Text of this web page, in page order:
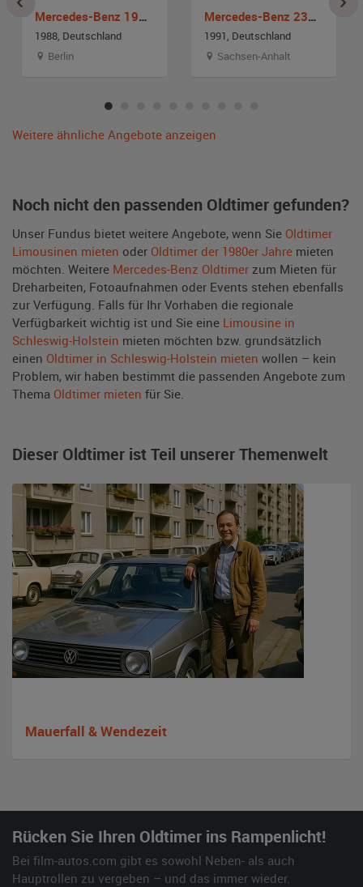
Mercedes-Benz 190 E W 201
1988, Deutschland
Berlin
Mercedes-Benz 230E W124
1991, Deutschland
Sachsen-Anhalt
Weitere ähnliche Angebote anzeigen
Noch nicht den passenden Oldtimer gefunden?
Unser Fundus bietet weitere Angebote, wenn Sie Oldtimer
Limousinen mieten oder Oldtimer der 1980er Jahre mieten
möchten. Weitere Mercedes-Benz Oldtimer zum Mieten für
Dreharbeiten, Fotoaufnahmen oder Events stehen ebenfalls
zur Verfügung. Falls für Ihr Vorhaben die regionale
Verfügbarkeit wichtig ist und Sie eine Limousine in
Schleswig-Holstein mieten möchten bzw. grundsätzlich
einen Oldtimer in Schleswig-Holstein mieten wollen – kein
Problem, wir haben bestimmt die passenden Angebote zum
Thema Oldtimer mieten für Sie.
Dieser Oldtimer ist Teil unserer Themenwelt
Mauerfall & Wendezeit
Rücken Sie Ihren Oldtimer ins Rampenlicht!
Bei film-autos.com gibt es sowohl Neben- als auch
Hauptrollen zu vergeben – und das immer wieder.